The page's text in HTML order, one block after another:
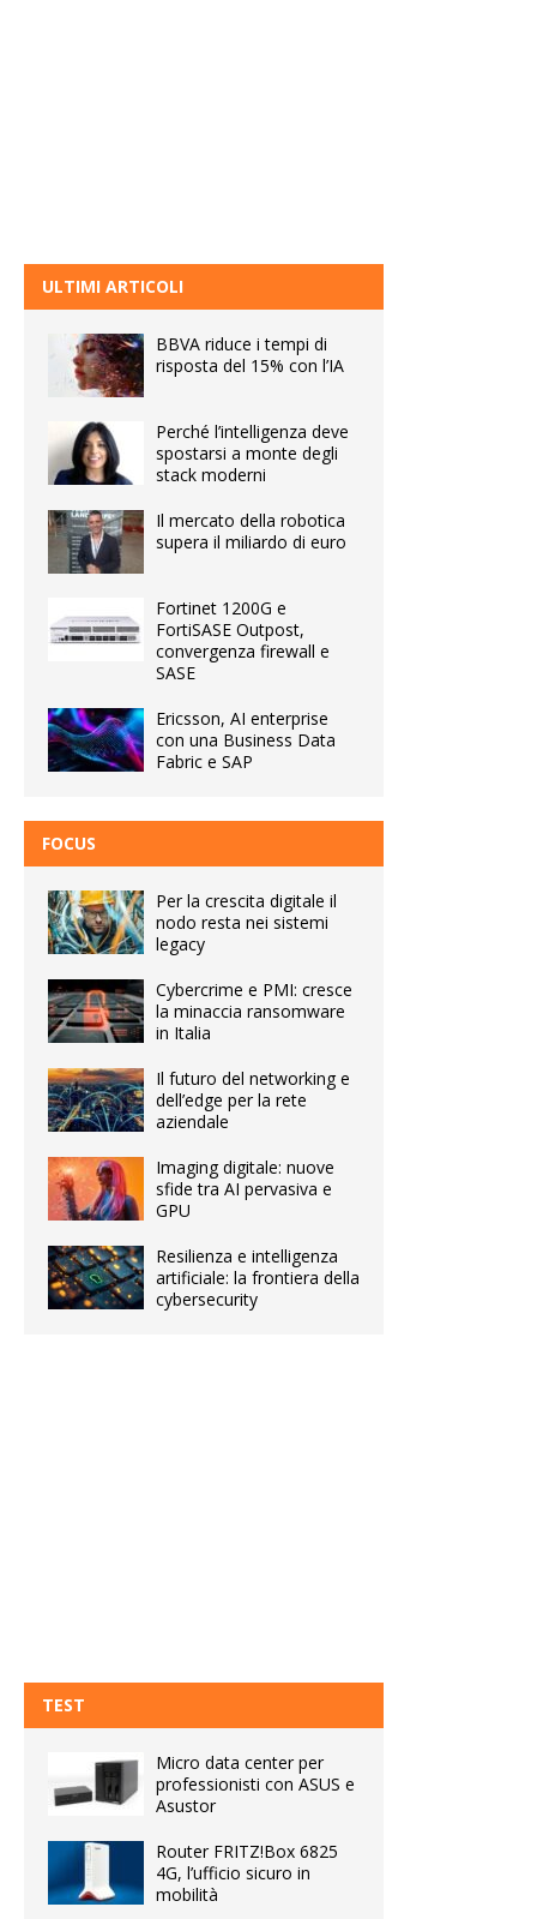
ULTIMI ARTICOLI
BBVA riduce i tempi di
risposta del 15% con l’IA
Perché l’intelligenza deve
spostarsi a monte degli
stack moderni
Il mercato della robotica
supera il miliardo di euro
Fortinet 1200G e
FortiSASE Outpost,
convergenza firewall e
SASE
Ericsson, AI enterprise
con una Business Data
Fabric e SAP
FOCUS
Per la crescita digitale il
nodo resta nei sistemi
legacy
Cybercrime e PMI: cresce
la minaccia ransomware
in Italia
Il futuro del networking e
dell’edge per la rete
aziendale
Imaging digitale: nuove
sfide tra AI pervasiva e
GPU
Resilienza e intelligenza
artificiale: la frontiera della
cybersecurity
TEST
Micro data center per
professionisti con ASUS e
Asustor
Router FRITZ!Box 6825
4G, l’ufficio sicuro in
mobilità